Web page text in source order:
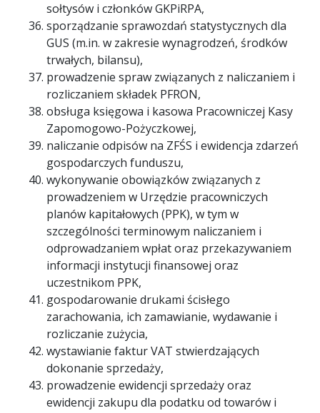
sołtysów i członków GKPiRPA,
sporządzanie sprawozdań statystycznych dla
GUS (m.in. w zakresie wynagrodzeń, środków
trwałych, bilansu),
prowadzenie spraw związanych z naliczaniem i
rozliczaniem składek PFRON,
obsługa księgowa i kasowa Pracowniczej Kasy
Zapomogowo-Pożyczkowej,
naliczanie odpisów na ZFŚS i ewidencja zdarzeń
gospodarczych funduszu,
wykonywanie obowiązków związanych z
prowadzeniem w Urzędzie pracowniczych
planów kapitałowych (PPK), w tym w
szczególności terminowym naliczaniem i
odprowadzaniem wpłat oraz przekazywaniem
informacji instytucji finansowej oraz
uczestnikom PPK,
gospodarowanie drukami ścisłego
zarachowania, ich zamawianie, wydawanie i
rozliczanie zużycia,
wystawianie faktur VAT stwierdzających
dokonanie sprzedaży,
prowadzenie ewidencji sprzedaży oraz
ewidencji zakupu dla podatku od towarów i